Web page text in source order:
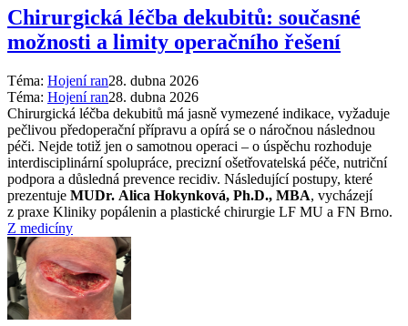
Chirurgická léčba dekubitů: současné
možnosti a limity operačního řešení
Téma: Hojení ran28. dubna 2026
Téma: Hojení ran28. dubna 2026
Chirurgická léčba dekubitů má jasně vymezené indikace, vyžaduje
pečlivou předoperační přípravu a opírá se o náročnou následnou
péči. Nejde totiž jen o samotnou operaci –⁠ o úspěchu rozhoduje
interdisciplinární spolupráce, precizní ošetřovatelská péče, nutriční
podpora a důsledná prevence recidiv. Následující postupy, které
prezentuje MUDr. Alica Hokynková, Ph.D., MBA, vycházejí
z praxe Kliniky popálenin a plastické chirurgie LF MU a FN Brno.
Z medicíny